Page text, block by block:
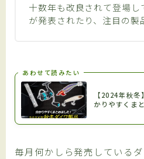
十数年も改良されて登場し
が発表されたり、注目の製
あわせて読みたい
【2024年秋
かりやすくま
毎月何かしら発売している